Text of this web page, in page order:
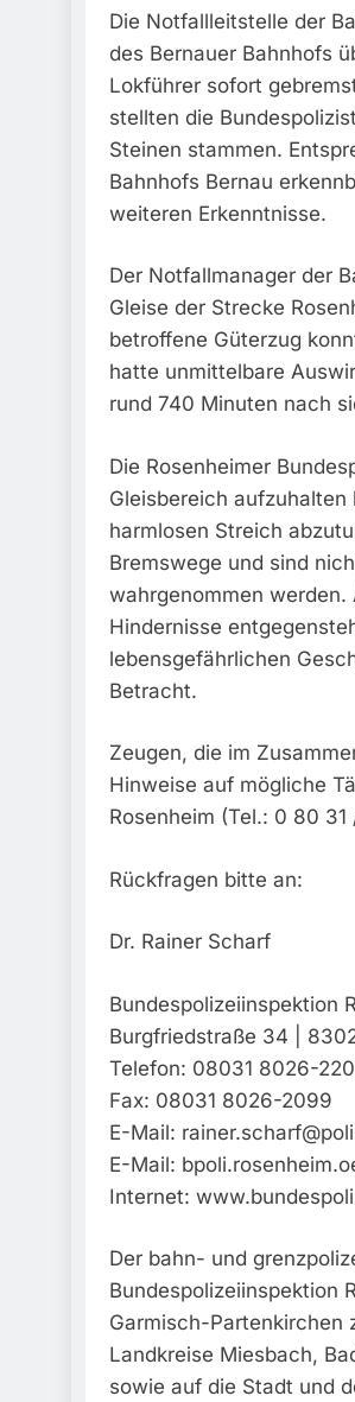
Die Notfallleitstelle der
des Bernauer Bahnhofs
Lokführer sofort
stellten die
Steinen stammen.
Bahnhofs Bernau
weiteren Erkenntnisse.
Der Notfallmanager der
Gleise der Strecke
betroffene Güterzug
hatte unmittelbare
rund 740 Minuten nach
Die Rosenheimer
Gleisbereich
harmlosen Streich
Bremswege und sind
wahrgenommen werden.
Hindernisse
lebensgefährlichen
Betracht.
Zeugen, die im
Hinweise auf mögliche
Rosenheim (Tel.: 0 80
Rückfragen bitte an:
Dr. Rainer Scharf
Bundespolizeiinspektion
Burgfriedstraße 34 |
Telefon: 08031 8026-
Fax: 08031 8026-2099
E-Mail:
E-Mail:
Internet:
Der bahn- und
Bundespolizeiinspektion
Garmisch-Partenkirchen
Landkreise Miesbach,
sowie auf die Stadt und